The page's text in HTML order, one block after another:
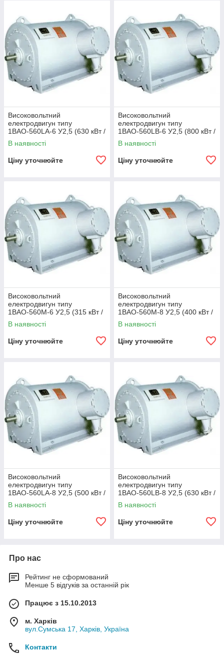
Високовольтний
електродвигун типу
1ВАО-560LA-6 У2,5 (630 кВт /
1000 об/хв 6000 В)
В наявності
Ціну уточнюйте
Високовольтний
електродвигун типу
1ВАО-560LB-6 У2,5 (800 кВт /
1000 об/хв 6000 В)
В наявності
Ціну уточнюйте
Високовольтний
електродвигун типу
1ВАО-560М-6 У2,5 (315 кВт /
750 об/хв 6000 В)
В наявності
Ціну уточнюйте
Високовольтний
електродвигун типу
1ВАО-560М-8 У2,5 (400 кВт /
750 об/хв 6000 В)
В наявності
Ціну уточнюйте
Високовольтний
електродвигун типу
1ВАО-560LA-8 У2,5 (500 кВт /
750 об/хв 6000 В)
В наявності
Ціну уточнюйте
Високовольтний
електродвигун типу
1ВАО-560LB-8 У2,5 (630 кВт /
750 об/хв 6000 В)
В наявності
Ціну уточнюйте
Про нас
Рейтинг не сформований
Менше 5 відгуків за останній рік
Працює з 15.10.2013
м. Харків
вул.Сумська 17, Харків, Україна
Контакти